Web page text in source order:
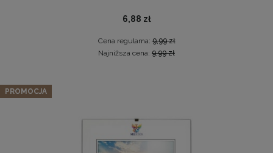
Cena regularna:
Najniższa cena:70,49 zł
6,88 zł
Cena regularna:9,99 zł
Najniższa cena: 9,99 zł
PROMOCJA